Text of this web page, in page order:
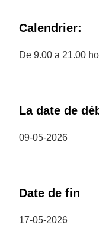
Calendrier:
De 9.00 a 21.00
La date de
09-05-2026
Date de fin
17-05-2026